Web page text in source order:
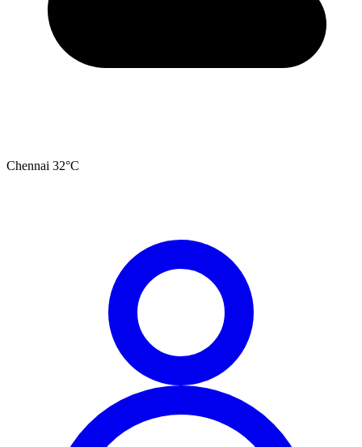
Chennai 32°C